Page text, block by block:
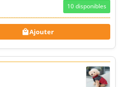
10 disponibles
Ajouter